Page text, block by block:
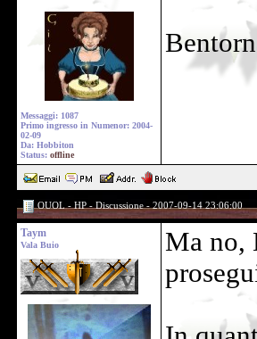
Messaggi: 1087
Primo ingresso in Numenor: 2004-
02-09
Da: Hobbiton
Status: offline
OUOL - HP - Discussione - 2007-09-14 23:06:00
Taym
Vala Buio
Ma no,